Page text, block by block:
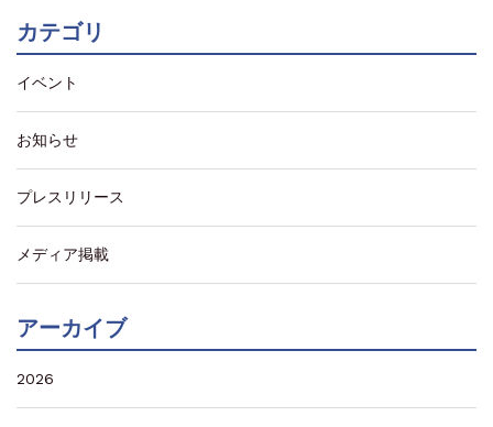
カテゴリ
イベント
お知らせ
プレスリリース
メディア掲載
アーカイブ
2026